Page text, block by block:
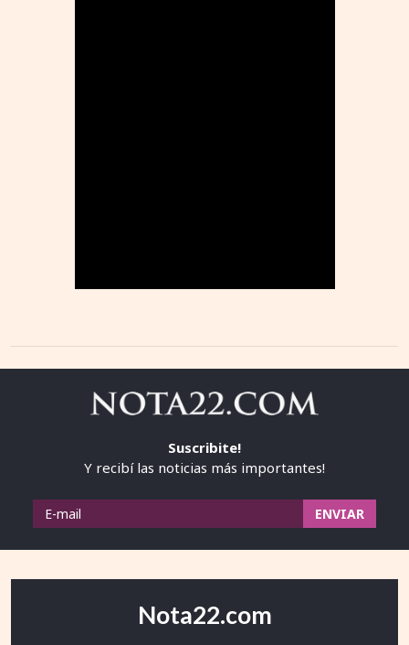
Suscribite!
Y recibí las noticias más importantes!
Nota22.com